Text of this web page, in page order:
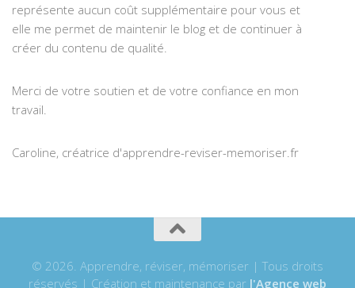
représente aucun coût supplémentaire pour vous et
elle me permet de maintenir le blog et de continuer à
créer du contenu de qualité.
Merci de votre soutien et de votre confiance en mon
travail.
Caroline, créatrice d'apprendre-reviser-memoriser.fr
© 2026. Apprendre, réviser, mémoriser | Tous droits
réservés | Création et maintenance par l'Agence web